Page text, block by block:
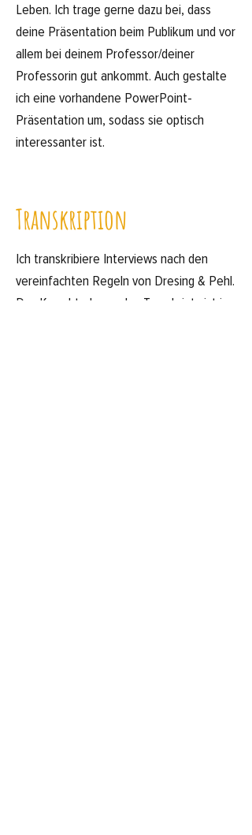
Leben. Ich trage gerne dazu bei, dass
deine Präsentation beim Publikum und vor
allem bei deinem Professor/deiner
Professorin gut ankommt. Auch gestalte
ich eine vorhandene PowerPoint-
Präsentation um, sodass sie optisch
interessanter ist.
Transkription
Ich transkribiere Interviews nach den
vereinfachten Regeln von Dresing & Pehl.
Das Korrekturlesen des Transkripts ist im